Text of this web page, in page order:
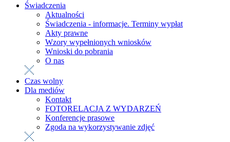
Świadczenia
Aktualności
Świadczenia - informacje. Terminy wypłat
Akty prawne
Wzory wypełnionych wniosków
Wnioski do pobrania
O nas
Czas wolny
Dla mediów
Kontakt
FOTORELACJA Z WYDARZEŃ
Konferencje prasowe
Zgoda na wykorzystywanie zdjęć